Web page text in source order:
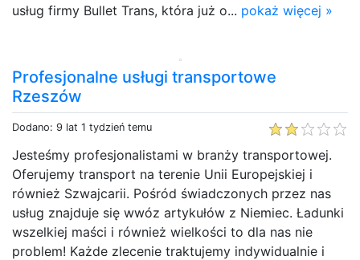
usług firmy Bullet Trans, która już o... pokaż więcej »
Profesjonalne usługi transportowe
Rzeszów
Dodano: 9 lat 1 tydzień temu
Jesteśmy profesjonalistami w branży transportowej.
Oferujemy transport na terenie Unii Europejskiej i
również Szwajcarii. Pośród świadczonych przez nas
usług znajduje się wwóz artykułów z Niemiec. Ładunki
wszelkiej maści i również wielkości to dla nas nie
problem! Każde zlecenie traktujemy indywidualnie i